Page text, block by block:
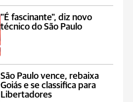
"É fascinante", diz novo
técnico do São Paulo
São Paulo vence, rebaixa
Goiás e se classifica para
Libertadores